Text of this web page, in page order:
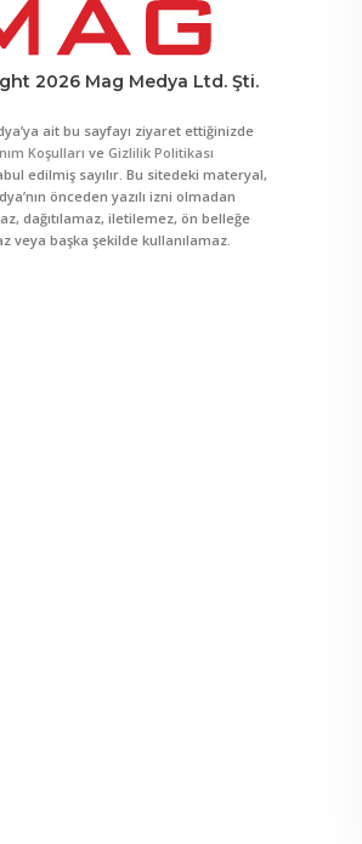
2026 Mag Medya Ltd. Şti.
ait bu sayfayı ziyaret ettiğinizde
Koşulları ve Gizlilik Politikası
edilmiş sayılır. Bu sitedeki materyal,
önceden yazılı izni olmadan
dağıtılamaz, iletilemez, ön belleğe
veya başka şekilde kullanılamaz.